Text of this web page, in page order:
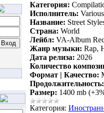
Категория:
Исполнитель:
Название: Street
Страна: World
Лейбл: VA-Album
Жанр музыки: Rap,
Дата релиза: 2026
Количество
Формат | Качество:
Продолжительность:
Размер: 1400 mb
Категория: